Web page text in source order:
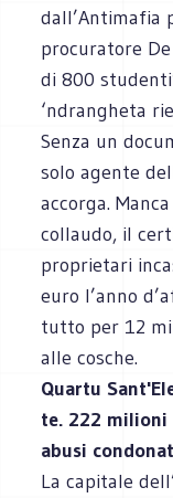
dall’Antimafia
procuratore
di 800
‘ndrangheta
Senza un
solo agente
accorga.
collaudo, il
proprietari
euro l’anno
tutto per 12
alle cosche.
Quartu
te. 222 milioni
abusi
La capitale